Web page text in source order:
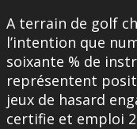
A terrain de golf
l’intention que
soixante % de
représentent
jeux de hasard
certifie et emploi